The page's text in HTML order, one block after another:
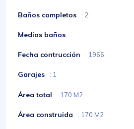
Baños completos : 2
Medios baños :
Fecha contrucción : 1966
Garajes : 1
Área total : 170 M2
Área construida : 170 M2